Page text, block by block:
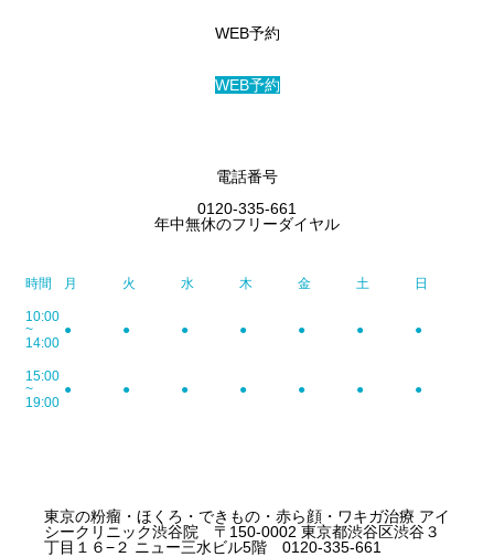
WEB予約
WEB予約
電話番号
0120-335-661
年中無休のフリーダイヤル
時間 月 火 水 木 金 土 日
10:00
~
14:00
● ● ● ● ● ● ●
15:00
~
19:00
● ● ● ● ● ● ●
東京の粉瘤・ほくろ・できもの・赤ら顔・ワキガ治療 アイ
シークリニック渋谷院 〒150-0002 東京都渋谷区渋谷３
丁目１６−２ ニュー三水ビル5階 0120-335-661